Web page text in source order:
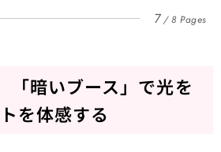
7 8 Pages
「暗いブース」で光を
を体感する